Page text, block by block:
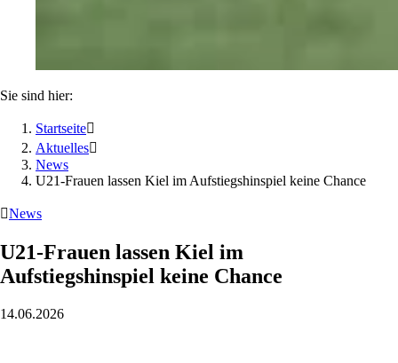
Sie sind hier:
Startseite
Aktuelles
News
U21-Frauen lassen Kiel im Aufstiegshinspiel keine Chance
News
U21-Frauen lassen Kiel im
Aufstiegshinspiel keine Chance
14.06.2026